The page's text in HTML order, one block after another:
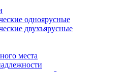
одноярусные
двухъярусные
места